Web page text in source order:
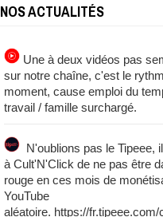
NOS ACTUALITÉS
Une à deux vidéos pas
sur notre chaîne, c'est le
moment, cause emploi du
travail / famille surchargé.
N'oublions pas le Tipeee,
à Cult'N'Click de ne pas être
rouge en ces mois de
YouTube
aléatoire. https://fr.tipeee.com/